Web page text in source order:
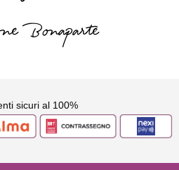
Bonaparte
sicuri al 100%